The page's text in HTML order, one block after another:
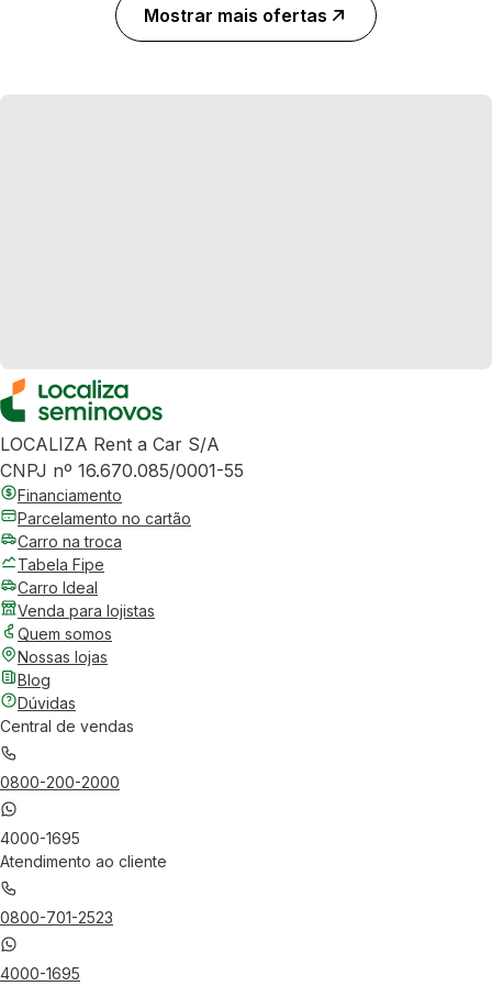
Mostrar mais ofertas
LOCALIZA Rent a Car S/A
CNPJ nº 16.670.085/0001-55
Financiamento
Parcelamento no cartão
Carro na troca
Tabela Fipe
Carro Ideal
Venda para lojistas
Quem somos
Nossas lojas
Blog
Dúvidas
Central de vendas
0800-200-2000
4000-1695
Atendimento ao cliente
0800-701-2523
4000-1695